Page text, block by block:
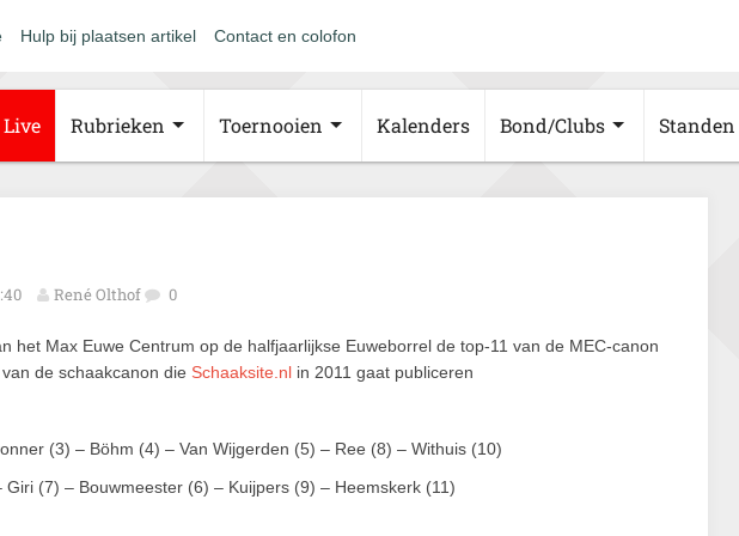
Hulp bij plaatsen artikel Contact en colofon
Live Rubrieken Toernooien Kalenders Bond/Clubs Standen
René Olthof 0
het Max Euwe Centrum op de halfjaarlijkse Euweborrel de top-11 van de MEC-canon
de schaakcanon die Schaaksite.nl in 2011 gaat publiceren
(3) – Böhm (4) – Van Wijgerden (5) – Ree (8) – Withuis (10)
(7) – Bouwmeester (6) – Kuijpers (9) – Heemskerk (11)